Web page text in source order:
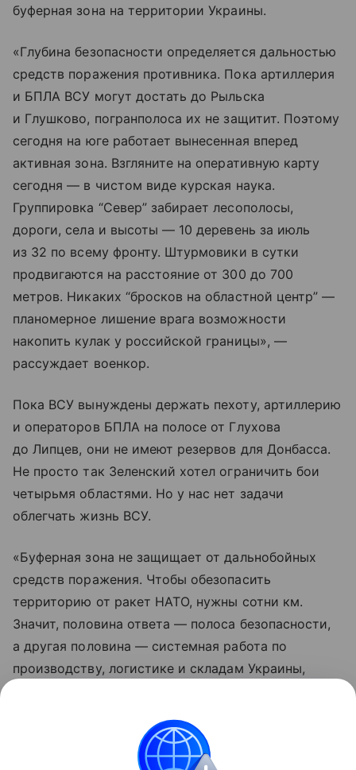
буферная зона на территории Украины.
«Глубина безопасности определяется дальностью
средств поражения противника. Пока артиллерия
и БПЛА ВСУ могут достать до Рыльска
и Глушково, погранполоса их не защитит. Поэтому
сегодня на юге работает вынесенная вперед
активная зона. Взгляните на оперативную карту
сегодня — в чистом виде курская наука.
Группировка “Север” забирает лесополосы,
дороги, села и высоты — 10 деревень за июль
из 32 по всему фронту. Штурмовики в сутки
продвигаются на расстояние от 300 до 700
метров. Никаких “бросков на областной центр” —
планомерное лишение врага возможности
накопить кулак у российской границы», —
рассуждает военкор.
Пока ВСУ вынуждены держать пехоту, артиллерию
и операторов БПЛА на полосе от Глухова
до Липцев, они не имеют резервов для Донбасса.
Не просто так Зеленский хотел ограничить бои
четырьмя областями. Но у нас нет задачи
облегчать жизнь ВСУ.
«Буферная зона не защищает от дальнобойных
средств поражения. Чтобы обезопасить
территорию от ракет НАТО, нужны сотни км.
Значит, половина ответа — полоса безопасности,
а другая половина — системная работа по
производству, логистике и складам Украины,